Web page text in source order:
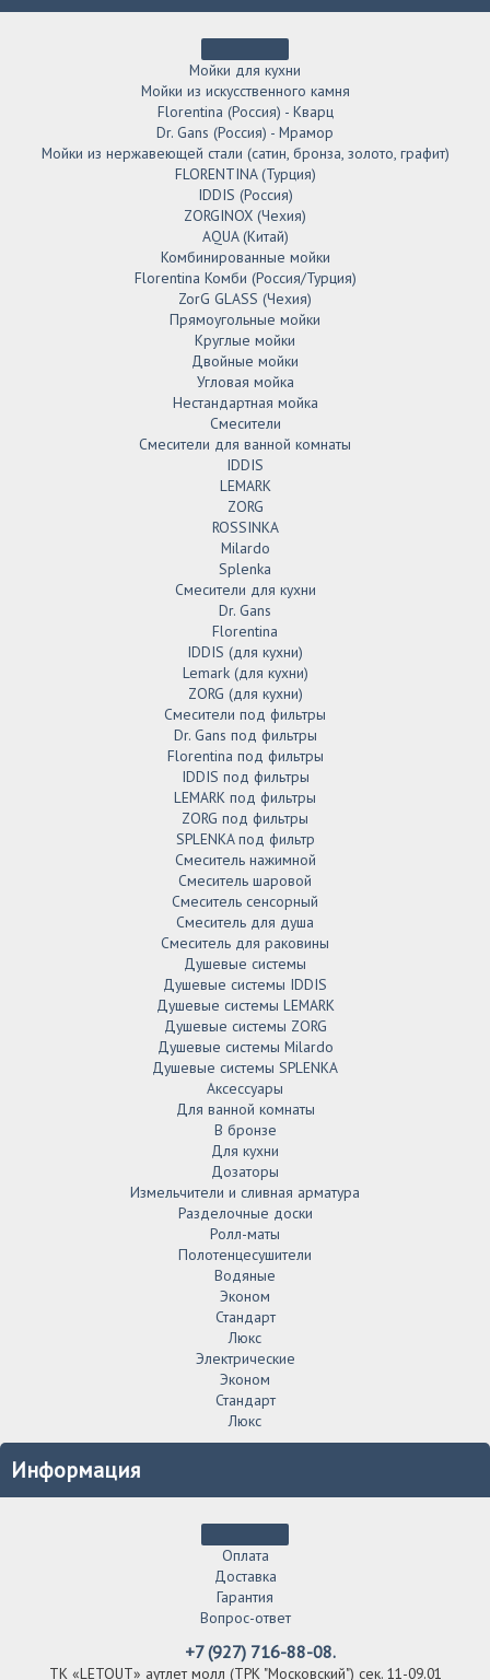
Мойки для кухни
Мойки из искусственного камня
Florentina (Россия) - Кварц
Dr. Gans (Россия) - Мрамор
Мойки из нержавеющей стали (сатин, бронза, золото, графит)
FLORENTINA (Турция)
IDDIS (Россия)
ZORGINOX (Чехия)
AQUA (Китай)
Комбинированные мойки
Florentina Комби (Россия/Турция)
ZorG GLASS (Чехия)
Прямоугольные мойки
Круглые мойки
Двойные мойки
Угловая мойка
Нестандартная мойка
Смесители
Смесители для ванной комнаты
IDDIS
LEMARK
ZORG
ROSSINKA
Milardo
Splenka
Смесители для кухни
Dr. Gans
Florentina
IDDIS (для кухни)
Lemark (для кухни)
ZORG (для кухни)
Смесители под фильтры
Dr. Gans под фильтры
Florentina под фильтры
IDDIS под фильтры
LEMARK под фильтры
ZORG под фильтры
SPLENKA под фильтр
Смеситель нажимной
Смеситель шаровой
Смеситель сенсорный
Смеситель для душа
Смеситель для раковины
Душевые системы
Душевые системы IDDIS
Душевые системы LEMARK
Душевые системы ZORG
Душевые системы Milardo
Душевые системы SPLENKA
Аксессуары
Для ванной комнаты
В бронзе
Для кухни
Дозаторы
Измельчители и сливная арматура
Разделочные доски
Ролл-маты
Полотенцесушители
Водяные
Эконом
Стандарт
Люкс
Электрические
Эконом
Стандарт
Люкс
Информация
Оплата
Доставка
Гарантия
Вопрос-ответ
+7 (927) 716-88-08.
ТК «LETOUT» аутлет молл (ТРК "Московский") сек. 11-09.01